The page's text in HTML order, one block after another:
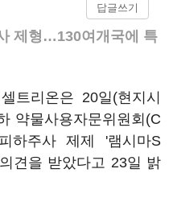
답글쓰기
제형…130여개국에 특
트리온은 20일(현지시
약물사용자문위원회(C
하주사 제제 '램시마S
견을 받았다고 23일 밝